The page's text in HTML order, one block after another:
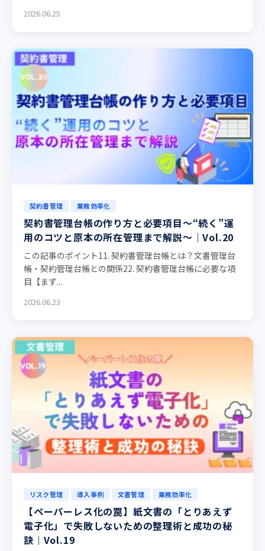
2026.06.25
契約書管理 業務効率化
契約書管理台帳の作り方と必要項目～“続く”運
用のコツと原本の所在管理まで解説～｜Vol.20
この記事のポイント11. 契約書管理台帳とは？文書管理台
帳・契約管理台帳との関係22. 契約書管理台帳に必要な項
目【まず...
2026.06.23
リスク管理 導入事例 文書管理 業務効率化
【ペーパーレス化の罠】紙文書の「とりあえず
電子化」で失敗しないための整理術と成功の秘
訣｜Vol.19